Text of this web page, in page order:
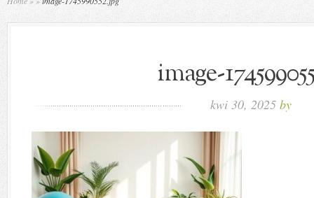
image-
kwi 30, 2025 by